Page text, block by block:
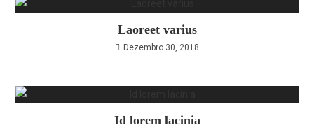
Laoreet varius
Dezembro 30, 2018
Id lorem lacinia